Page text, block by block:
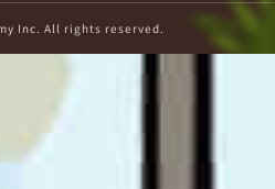
Inc. All rights reserved.